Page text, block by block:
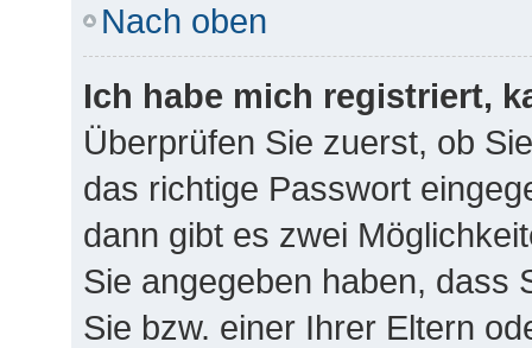
Nach oben
Ich habe mich registriert,
Überprüfen Sie zuerst, ob
das richtige Passwort
dann gibt es zwei
Sie angegeben haben, dass
Sie bzw. einer Ihrer Eltern